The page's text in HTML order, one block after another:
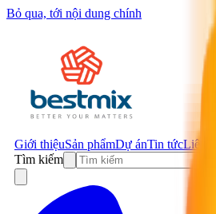
Bỏ qua, tới nội dung chính
Giới thiệuSản phẩmDự ánTin tứcLiên hệ
Tìm kiếm